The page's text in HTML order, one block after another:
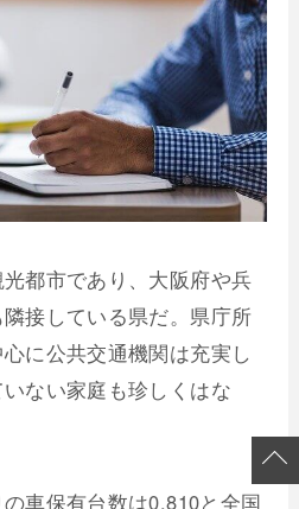
都市であり、大阪府や兵
接している県だ。県庁所
に公共交通機関は充実し
ない家庭も珍しくはな
車保有台数は0.810と全国